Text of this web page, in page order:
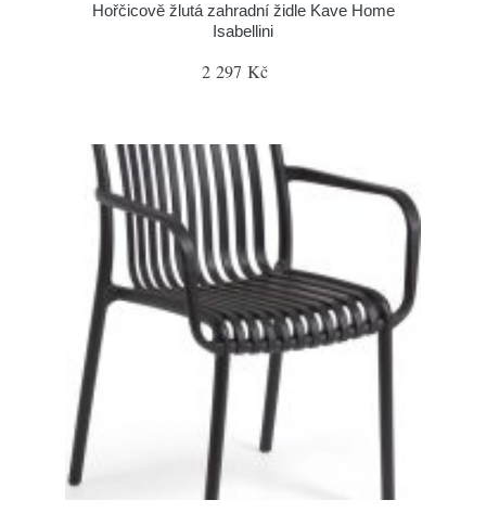
Hořčicově žlutá zahradní židle Kave Home
Isabellini
2 297 Kč